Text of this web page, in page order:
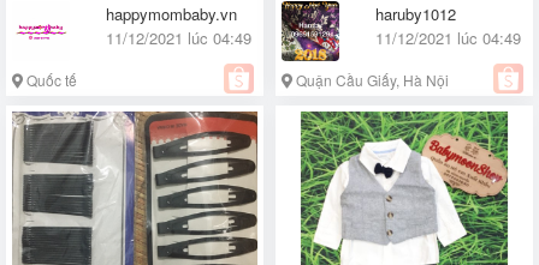
happymombaby.vn
11/12/2021 lúc 04:49
Quốc tế
haruby1012
11/12/2021 lúc 04:49
Quận Cầu Giấy, Hà Nội